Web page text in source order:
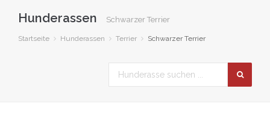
Hunderassen Schwarzer Terrier
Startseite Hunderassen Terrier Schwarzer Terrier